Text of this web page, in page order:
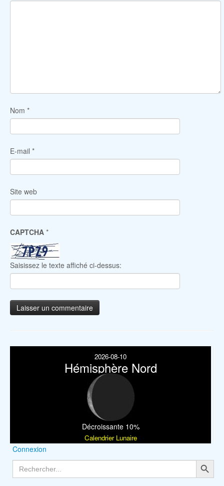
Nom *
E-mail *
Site web
CAPTCHA *
Saisissez le texte affiché ci-dessus:
2026-08-10
Hémisphère Nord
Décroissante 10%
Calendrier Lunaire
Connexion
Search
for:
Search Button